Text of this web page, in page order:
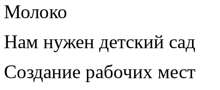
Молоко
Нам нужен детский сад
Создание рабочих мест